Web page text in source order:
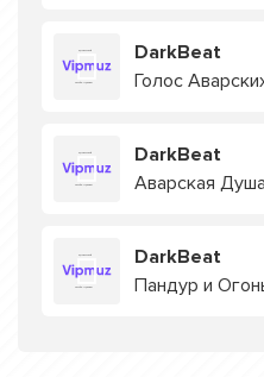
DarkBeat
Голос
DarkBeat
Аварская
DarkBeat
Пандур и